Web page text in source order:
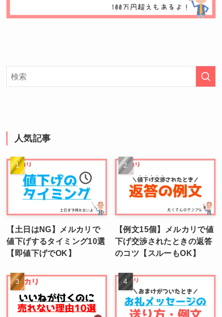
人気記事
【土日はNG】メルカリで
値下げするタイミング10選
【即値下げでOK】
【例文15個】メルカリで値
下げ交渉されたときの返答
のコツ【スルーもOK】